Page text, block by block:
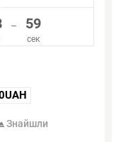
– 59
сек
Знайшли